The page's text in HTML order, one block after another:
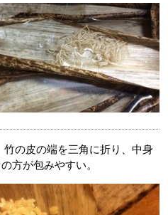
竹の皮の端を三角に折り、中身
方が包みやすい。